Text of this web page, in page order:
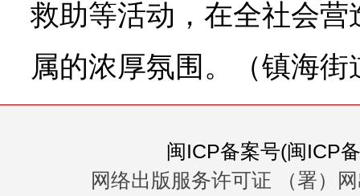
救助等活动，在全社会
属的浓厚氛围。（镇海街
闽ICP备案号(闽ICP
网络出版服务许可证 （署）